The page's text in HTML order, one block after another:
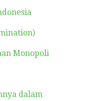
Monopoli
dalam